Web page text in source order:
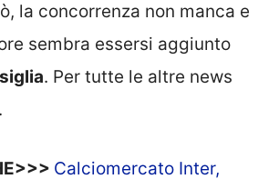
la concorrenza non manca e
sembra essersi aggiunto
. Per tutte le altre news
.
Calciomercato Inter,